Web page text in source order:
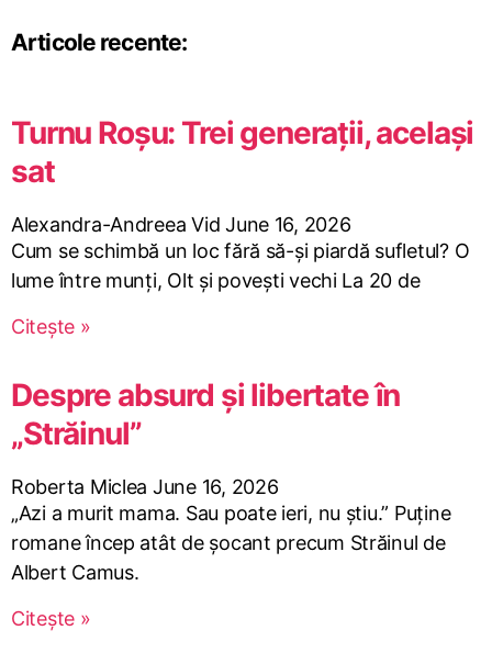
Articole recente:
Turnu Roșu: Trei generații, același
sat
Alexandra-Andreea VidJune 16, 2026
Cum se schimbă un loc fără să-și piardă sufletul? O
lume între munți, Olt și povești vechi La 20 de
Citește »
Despre absurd și libertate în
„Străinul”
Roberta Miclea June 16, 2026
„Azi a murit mama. Sau poate ieri, nu știu.” Puține
romane încep atât de șocant precum Străinul de
Albert Camus.
Citește »